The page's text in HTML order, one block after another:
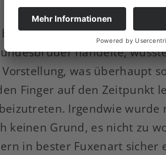
bei den an dem Abend
handelte,
was überhaupt
Finger auf den Zeitpunkt
Irgendwie
keinen Grund, es nicht zu
in bester Fuxenart sicher